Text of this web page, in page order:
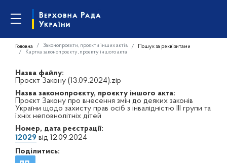
Головна Законопроєкти, проєкти інших актів
Пошук за реквізитами
Картка законопроєкту, проєкту іншого акта
Назва файлу:
Проєкт Закону (13.09.2024).zip
Назва законопроєкту, проєкту іншого акта:
Проєкт Закону про внесення змін до деяких законів
України щодо захисту прав осіб з інвалідністю ІІІ групи та
їхніх неповнолітніх дітей
Номер, дата реєстрації:
12029 від 12.09.2024
Поділитись: